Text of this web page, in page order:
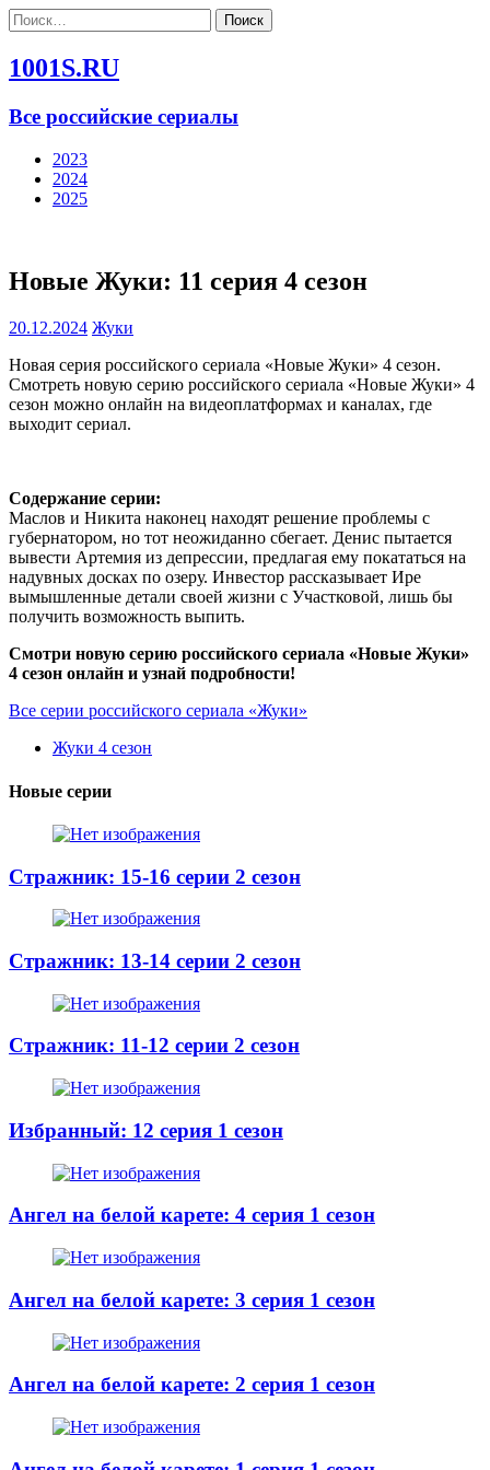
Найти:
1001S.RU
Все российские сериалы
2023
2024
2025
Новые Жуки: 11 серия 4 сезон
20.12.2024 Жуки
Новая серия российского сериала «Новые Жуки» 4 сезон.
Смотреть новую серию российского сериала «Новые Жуки» 4
сезон можно онлайн на видеоплатформах и каналах, где
выходит сериал.
Содержание серии:
Маслов и Никита наконец находят решение проблемы с
губернатором, но тот неожиданно сбегает. Денис пытается
вывести Артемия из депрессии, предлагая ему покататься на
надувных досках по озеру. Инвестор рассказывает Ире
вымышленные детали своей жизни с Участковой, лишь бы
получить возможность выпить.
Смотри новую серию российского сериала «Новые Жуки»
4 сезон онлайн и узнай подробности!
Все серии российского сериала «Жуки»
Жуки 4 сезон
Новые серии
Стражник: 15-16 серии 2 сезон
Стражник: 13-14 серии 2 сезон
Стражник: 11-12 серии 2 сезон
Избранный: 12 серия 1 сезон
Ангел на белой карете: 4 серия 1 сезон
Ангел на белой карете: 3 серия 1 сезон
Ангел на белой карете: 2 серия 1 сезон